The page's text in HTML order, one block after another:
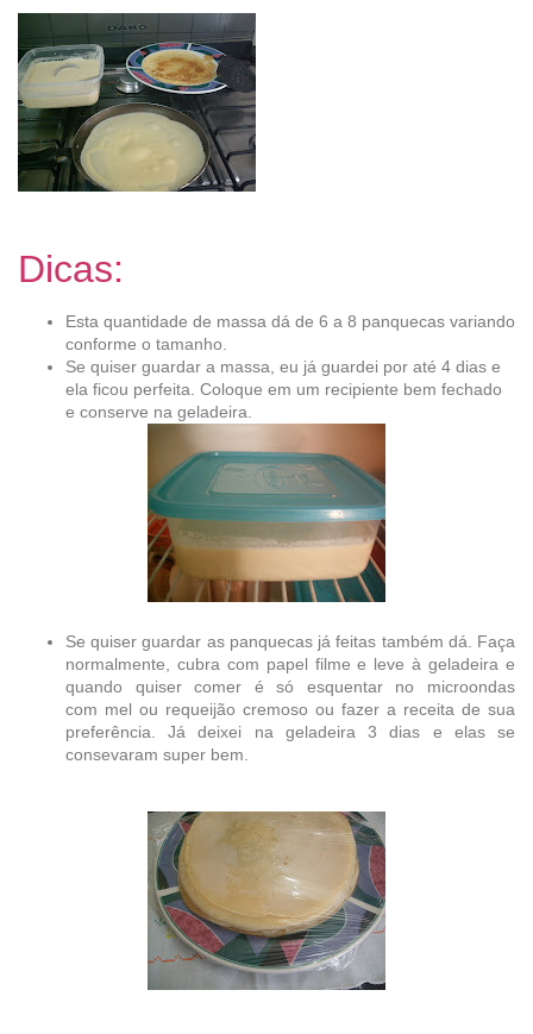
Dicas:
Esta quantidade de massa dá de 6 a 8 panquecas variando
conforme o tamanho.
Se quiser guardar a massa, eu já guardei por até 4 dias e
ela ficou perfeita. Coloque em um recipiente bem fechado
e conserve na geladeira.
Se quiser guardar as panquecas já feitas também dá. Faça
normalmente, cubra com papel filme e leve à geladeira e
quando quiser comer é só esquentar no microondas
com mel ou requeijão cremoso ou fazer a receita de sua
preferência. Já deixei na geladeira 3 dias e elas se
consevaram super bem.